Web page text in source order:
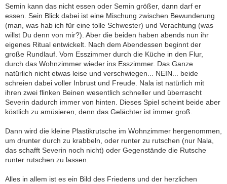
Semin kann das nicht essen oder Semin größer, dann darf er
essen. Sein Blick dabei ist eine Mischung zwischen Bewunderung
(man, was hab ich für eine tolle Schwester) und Verachtung (was
willst Du denn von mir?). Aber die beiden haben abends nun ihr
eigenes Ritual entwickelt. Nach dem Abendessen beginnt der
große Rundlauf. Vom Esszimmer durch die Küche in den Flur,
durch das Wohnzimmer wieder ins Esszimmer. Das Ganze
natürlich nicht etwas leise und verschwiegen... NEIN... beide
schreien dabei voller Inbrust und Freude. Nala ist natürlich mit
ihren zwei flinken Beinen wesentlich schneller und überrascht
Severin dadurch immer von hinten. Dieses Spiel scheint beide aber
köstlich zu amüsieren, denn das Gelächter ist immer groß.
Dann wird die kleine Plastikrutsche im Wohnzimmer hergenommen,
um drunter durch zu krabbeln, oder runter zu rutschen (nur Nala,
das schafft Severin noch nicht) oder Gegenstände die Rutsche
runter rutschen zu lassen.
Alles in allem ist es ein Bild des Friedens und der herzlichen